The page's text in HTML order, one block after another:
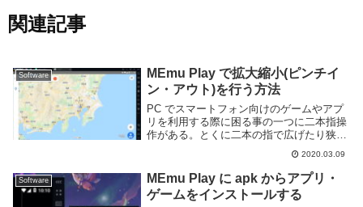
関連記事
Software
MEmu Play で拡大縮小(ピンチイ
ン・アウト)を行う方法
PC でスマートフォン向けのゲームやアプ
リを利用する際に困る事の一つに二本指操
作がある。とくに二本の指で広げたり狭め
る拡大縮小(ピンチイン・アウト)は Google
Maps などを中心に多くのアプリで利用さ
れる基本的な操作で、これができな...
2020.03.09
Software
MEmu Play に apk からアプリ・
ゲームをインストールする